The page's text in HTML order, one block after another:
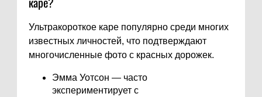
Ультракороткое каре популярно среди многих
известных личностей, что подтверждают
многочисленные фото с красных дорожек.
Эмма Уотсон — часто
экспериментирует с